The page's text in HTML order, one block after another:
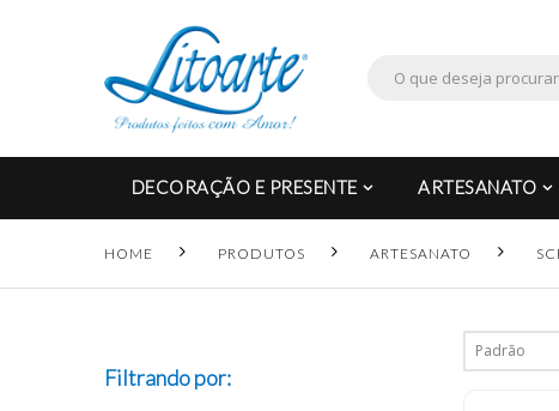
DECORAÇÃO E PRESENTE ARTESANATO
HOME PRODUTOS ARTESANATO
Filtrando por: